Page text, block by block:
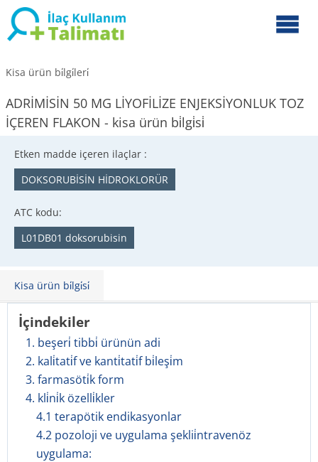
Kisa ürün bi̇lgi̇leri̇
ADRİMİSİN 50 MG LİYOFİLİZE ENJEKSİYONLUK TOZ
İÇEREN FLAKON - kisa ürün bi̇lgi̇si̇
Etken madde içeren ilaçlar :
DOKSORUBİSİN HİDROKLORÜR
ATC kodu:
L01DB01 doksorubisin
Kisa ürün bi̇lgi̇si̇
İçindekiler
1. beşeri̇ tibbi̇ ürünün adi
2. kali̇tati̇f ve kanti̇tati̇f bi̇leşi̇m
3. farmasöti̇k form
4. kli̇ni̇k özelli̇kler
4.1 terapötik endikasyonlar
4.2 pozoloji ve uygulama şeklii̇ntravenöz
uygulama: